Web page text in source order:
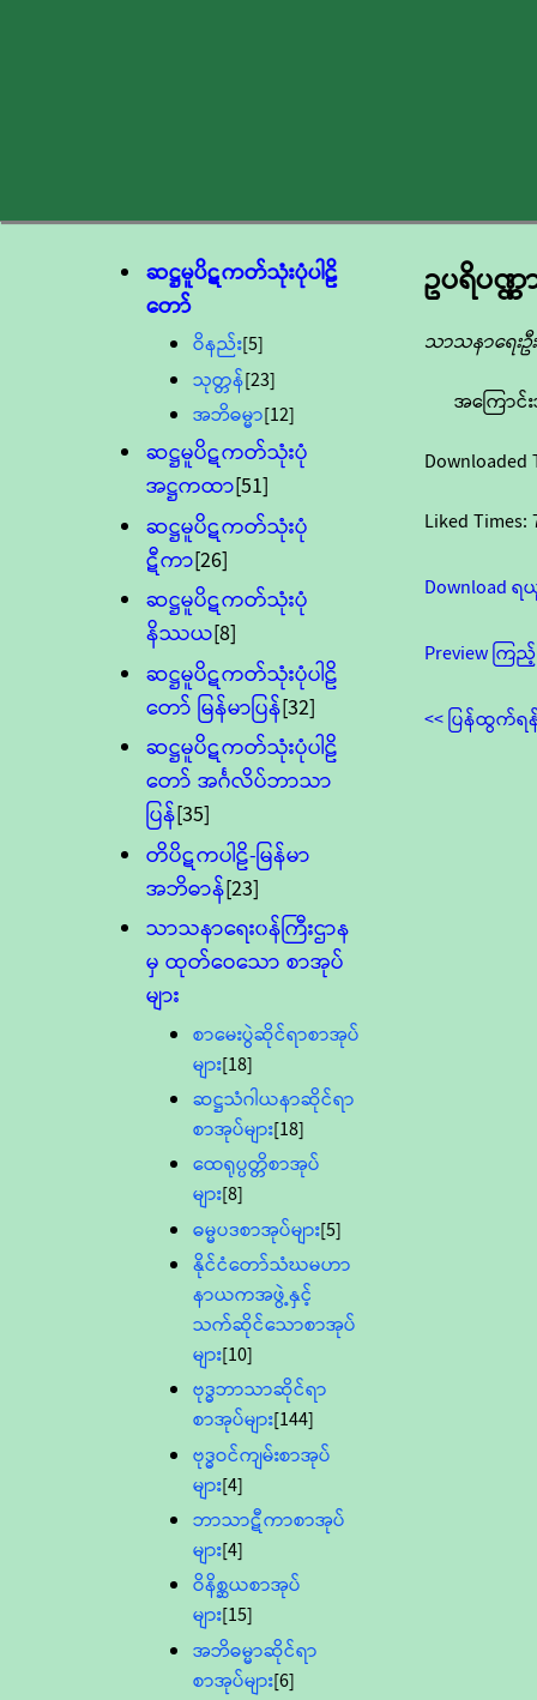
ဆဋ္ဌမူပိဋကတ်သုံးပုံပါဠိ
တော်
ဝိနည်း[5]
သုတ္တန်[23]
အဘိဓမ္မာ[12]
ဆဋ္ဌမူပိဋကတ်သုံးပုံ
အဋ္ဌကထာ[51]
ဆဋ္ဌမူပိဋကတ်သုံးပုံ
ဋီကာ[26]
ဆဋ္ဌမူပိဋကတ်သုံးပုံ
နိဿယ[8]
ဆဋ္ဌမူပိဋကတ်သုံးပုံပါဠိ
တော် မြန်မာပြန်[32]
ဆဋ္ဌမူပိဋကတ်သုံးပုံပါဠိ
တော် အင်္ဂလိပ်ဘာသာ
ပြန်[35]
တိပိဋကပါဠိ-မြန်မာ
အဘိဓာန်[23]
သာသနာရေး၀န်ကြီးဌာန
မှ ထုတ်ဝေသော စာအုပ်
များ
စာမေးပွဲဆိုင်ရာစာအုပ်
များ[18]
ဆဋ္ဌသံဂါယနာဆိုင်ရာ
စာအုပ်များ[18]
ထေရုပ္ပတ္တိစာအုပ်
များ[8]
ဓမ္မပဒစာအုပ်များ[5]
နိုင်ငံတော်သံဃမဟာ
နာယကအဖွဲ့နှင့်
သက်ဆိုင်သောစာအုပ်
များ[10]
ဗုဒ္ဓဘာသာဆိုင်ရာ
စာအုပ်များ[144]
ဗုဒ္ဓဝင်ကျမ်းစာအုပ်
များ[4]
ဘာသာဋီကာစာအုပ်
များ[4]
ဝိနိစ္ဆယစာအုပ်
များ[15]
အဘိဓမ္မာဆိုင်ရာ
စာအုပ်များ[6]
ဥပရိပဏ္ဏ
သာသနာရေးဦ
အကြောင်
Downloaded
Liked Times:
Download
Preview ကြ
<< ပြန်ထွက်ရ